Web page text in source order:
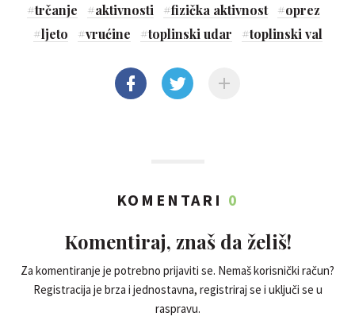
#trčanje #aktivnosti #fizička aktivnost #oprez
#ljeto #vrućine #toplinski udar #toplinski val
KOMENTARI 0
Komentiraj, znaš da želiš!
Za komentiranje je potrebno prijaviti se. Nemaš korisnički račun?
Registracija je brza i jednostavna, registriraj se i uključi se u
raspravu.